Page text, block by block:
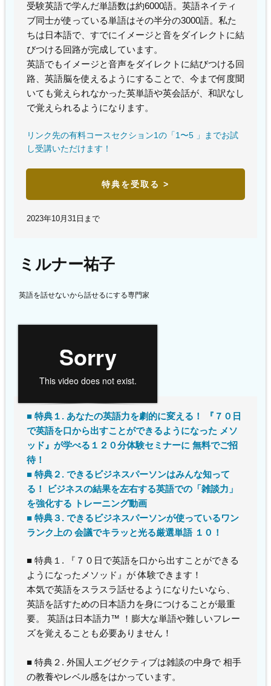
受験英語で学んだ単語数は約6000語。英語ネイティ
ブ同士が使っている単語はその半分の3000語。私た
ちは日本語で、すでにイメージと音をダイレクトに結
びつける回路が完成しています。
英語でもイメージと音声をダイレクトに結びつける回
路、英語脳を使えるようにすることで、今まで何度聞
いても覚えられなかった英単語や英会話が、和訳なし
で覚えられるようになります。
リンク先の有料コースセクション1の「1〜5 」までお試
し受講いただけます！
特典を受取る >
2023年10月31日まで
ミルナー祐子
英語を話せないから話せるにする専門家
■ 特典１. あなたの英語力を劇的に変える！ 『７０日
で英語を口から出すことができるようになった メソ
ッド』が学べる１２０分体験セミナーに 無料でご招
待！
■ 特典２. できるビジネスパーソンはみんな知って
る！ ビジネスの結果を左右する英語での「雑談力」
を強化する トレーニング動画
■ 特典３. できるビジネスパーソンが使っているワン
ランク上の 会議でキラッと光る厳選単語 １０！
■ 特典１. 『７０日で英語を口から出すことができる
ようになったメソッド』が 体験できます！
本気で英語をスラスラ話せるようになりたいなら、
英語を話すための日本語力を身につけることが最重
要。 英語は日本語力™ ！膨大な単語や難しいフレー
ズを覚えることも必要ありません！
■ 特典２. 外国人エグゼクティブは雑談の中身で 相手
の教養やレベル感をはかっています。